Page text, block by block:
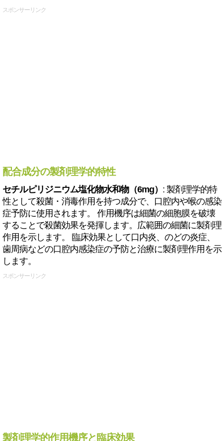
スポンサーリンク
配合成分の製剤理学的特性
セチルピリジニウム塩化物水和物（6mg） : 製剤理学的特
性として殺菌・消毒作用を持つ成分で、口腔内や喉の感染
症予防に使用されます。 作用機序は細菌の細胞膜を破壊
することで殺菌効果を発揮します。広範囲の細菌に製剤理
作用を示します。 臨床効果として口内炎、のどの炎症、
歯周病などの口腔内感染症の予防と治療に製剤理作用を示
します。
スポンサーリンク
製剤理学的作用機序と臨床効果